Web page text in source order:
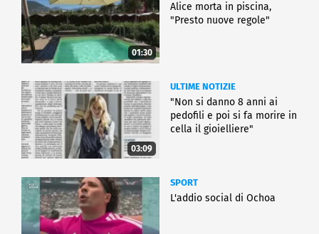
01:30
Alice morta in piscina,
"Presto nuove regole"
03:09
ULTIME NOTIZIE
"Non si danno 8 anni ai
pedofili e poi si fa morire in
cella il gioielliere"
SPORT
L'addio social di Ochoa